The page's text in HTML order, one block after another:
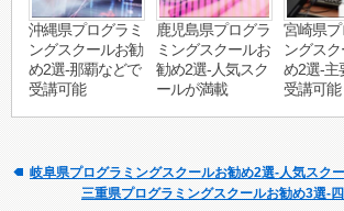
沖縄県プログラミ
ングスクールお勧
め2選-那覇などで
受講可能
鹿児島県プログラ
ミングスクールお
勧め2選-人気スク
ールが満載
宮崎県プ
ングス
め2選-主
受講可能
岐阜県プログラミングスクールお勧め2選-人気スク
三重県プログラミングスクールお勧め3選-